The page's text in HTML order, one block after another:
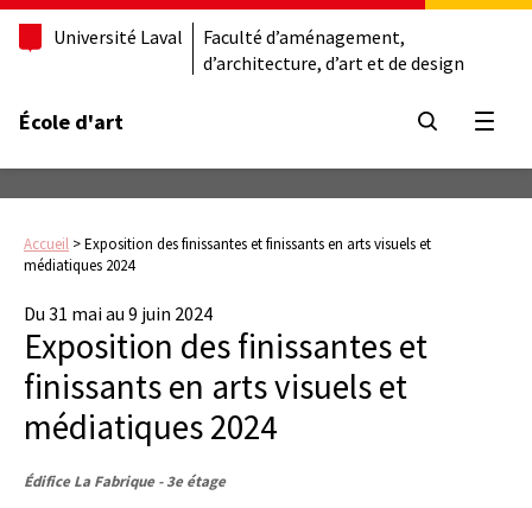
Université Laval
Faculté d’aménagement,
d’architecture, d’art et de design
École d'art
Accueil >Exposition des finissantes et finissants en arts visuels et
médiatiques 2024
Du 31 mai au 9 juin 2024
Exposition des finissantes et
finissants en arts visuels et
médiatiques 2024
Édifice La Fabrique - 3e étage